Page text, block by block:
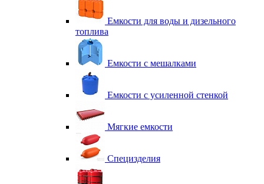
Емкости для воды и дизельного
топлива
Емкости с мешалками
Емкости с усиленной стенкой
Мягкие емкости
Специзделия